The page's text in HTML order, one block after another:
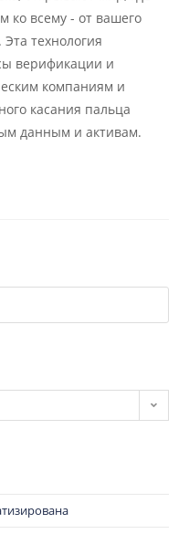
ко всему - от вашего
технология
верификации и
компаниям и
касания пальца
данным и активам.